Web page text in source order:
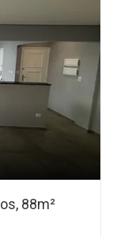
88m²